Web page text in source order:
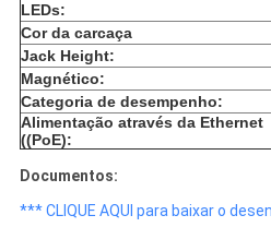
LEDs:
Cor da carcaça
Jack Height:
Magnético:
Categoria de desempenho:
Alimentação através da Ethernet
((PoE):
Documentos:
*** CLIQUE AQUI para baixar o